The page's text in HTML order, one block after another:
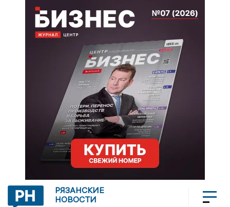
РЯЗАНСКИЕ
НОВОСТИ